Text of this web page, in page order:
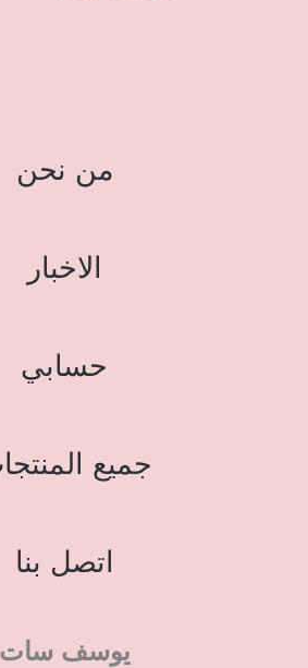
من نحن
الاخبار
حسابي
جميع
اتصل بنا
يوسف سات